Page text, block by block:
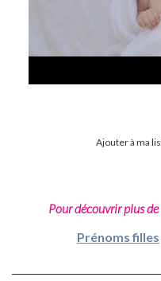
Ajouter à ma
Pour découvrir plus
Prénoms filles